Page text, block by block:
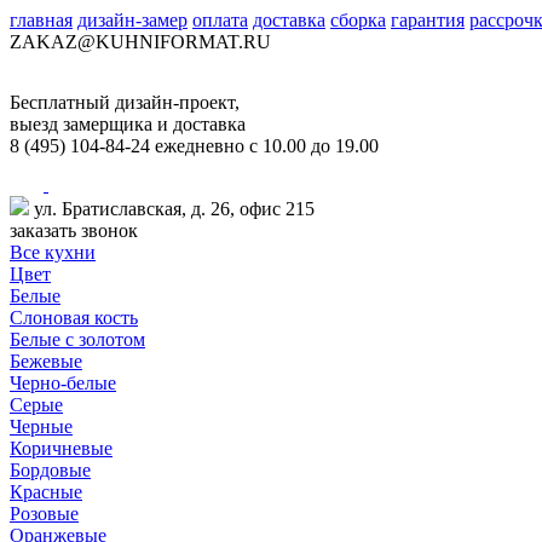
главная дизайн-замер оплата доставка сборка гарантия
ZAKAZ@KUHNIFORMAT.RU
Бесплатный дизайн-проект,
выезд замерщика и доставка
8 (495) 104-84-24 ежедневно с 10.00 до 19.00
ул. Братиславская, д. 26, офис 215
заказать звонок
Все кухни
Цвет
Белые
Слоновая кость
Белые с золотом
Бежевые
Черно-белые
Серые
Черные
Коричневые
Бордовые
Красные
Розовые
Оранжевые